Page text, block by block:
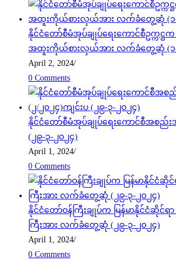
နိုင်ငံတော်စီမံအုပ်ချုပ်ရေးကောင်စီဥက္ကဋ္
အထူးကိုယ်စားလှယ်အား လက်ခံတွေ့ဆုံ (၁-
April 2, 2024/
0 Comments
နိုင်ငံတော်စီမံအုပ်ချုပ်ရေးကောင်စီအစည်းအ
(၂၉-၃-၂၀၂၄)
April 1, 2024/
0 Comments
နိုင်ငံတော်ဝန်ကြီးချုပ်က မြန်မာနိုင်ငံဆိုင်
ကြီးအား လက်ခံတွေ့ဆုံ (၂၉-၃-၂၀၂၄)
April 1, 2024/
0 Comments